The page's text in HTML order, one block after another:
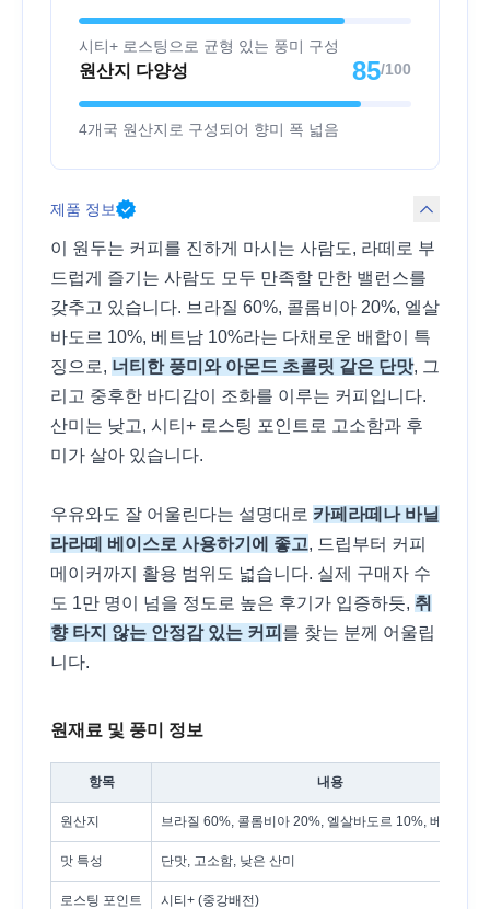
시티+ 로스팅으로 균형 있는 풍미 구성
원산지 다양성 85/100
4개국 원산지로 구성되어 향미 폭 넓음
제품 정보
이 원두는 커피를 진하게 마시는 사람도, 라떼로 부
드럽게 즐기는 사람도 모두 만족할 만한 밸런스를
갖추고 있습니다. 브라질 60%, 콜롬비아 20%, 엘살
바도르 10%, 베트남 10%라는 다채로운 배합이 특
징으로, 너티한 풍미와 아몬드 초콜릿 같은 단맛, 그
리고 중후한 바디감이 조화를 이루는 커피입니다.
산미는 낮고, 시티+ 로스팅 포인트로 고소함과 후
미가 살아 있습니다.
우유와도 잘 어울린다는 설명대로 카페라떼나 바닐
라라떼 베이스로 사용하기에 좋고, 드립부터 커피
메이커까지 활용 범위도 넓습니다. 실제 구매자 수
도 1만 명이 넘을 정도로 높은 후기가 입증하듯, 취
향 타지 않는 안정감 있는 커피 를 찾는 분께 어울립
니다.
원재료 및 풍미 정보
항목 내용
원산지 브라질 60%, 콜롬비아 20%, 엘살바도르 10%, 베트남
맛 특성 단맛, 고소함, 낮은 산미
로스팅 포인트 시티+ (중강배전)